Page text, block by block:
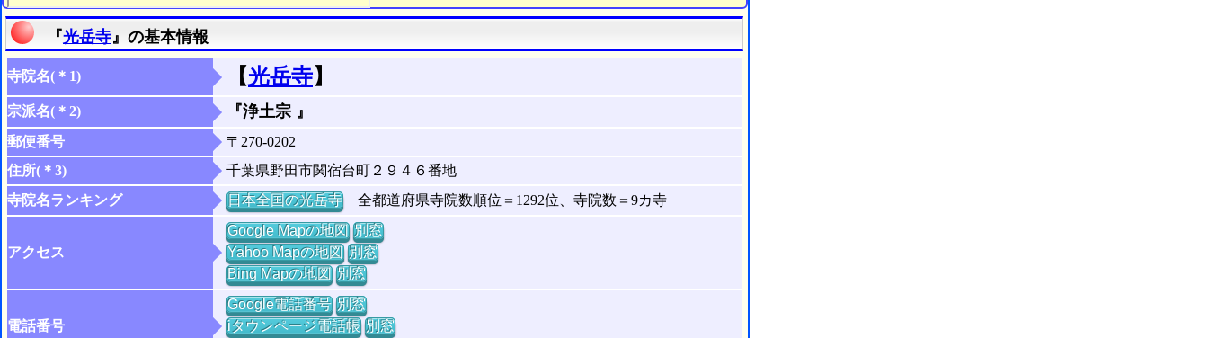
『光岳寺』の基本情報
寺院名(＊1) 【光岳寺】
宗派名(＊2) 『浄土宗 』
郵便番号
〒270-0202
住所(＊3)
千葉県野田市関宿台町２９４６番地
寺院名ランキング
日本全国の光岳寺全都道府県寺院数順位＝1292位、寺院数＝9カ寺
アクセス
Google Mapの地図 別窓
Yahoo Mapの地図 別窓
Bing Mapの地図 別窓
電話番号
Google電話番号 別窓
iタウンページ電話帳 別窓